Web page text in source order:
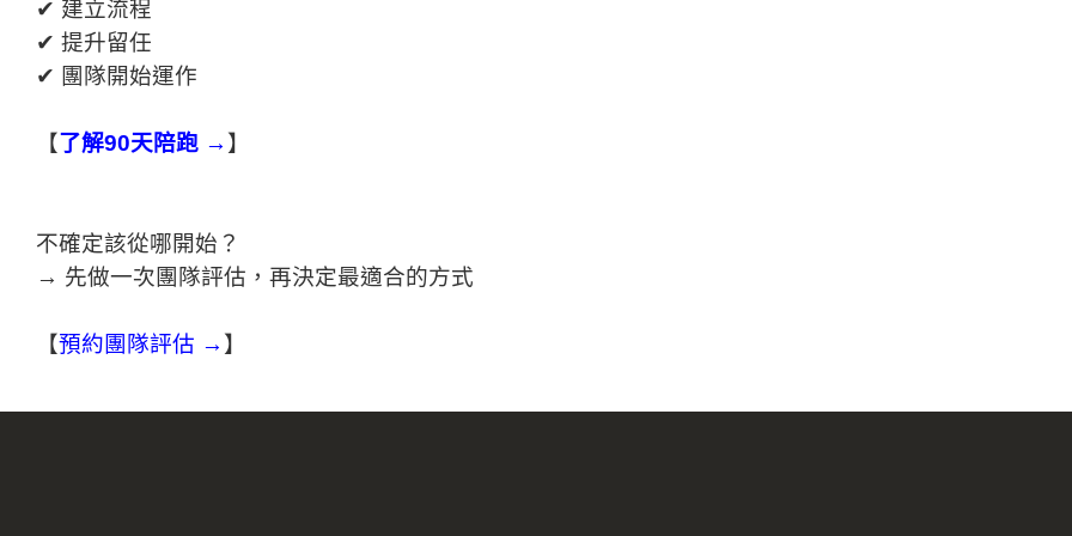
✔ 建立流程
✔ 提升留任
✔ 團隊開始運作
【了解90天陪跑 → 】
不確定該從哪開始？
→ 先做一次團隊評估，再決定最適合的方式
【預約團隊評估 → 】